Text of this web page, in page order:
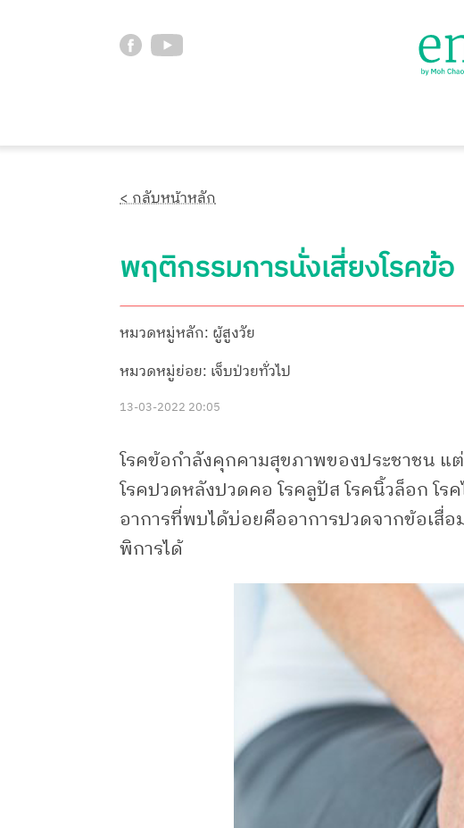
< กลับหน้าหลัก
พฤติกรรมการนั่งเสี่ยงโรคข้อ
หมวดหมู่หลัก: ผู้สูงวัย
หมวดหมู่ย่อย: เจ็บป่วยทั่วไป
13-03-2022 20:05
โรคข้อกำลังคุกคามสุขภาพของประชาชน แ
โรคปวดหลังปวดคอ โรคลูปัส โรคนิ้วล็อก โ
อาการที่พบได้บ่อยคืออาการปวดจากข้อเสื่อ
พิการได้